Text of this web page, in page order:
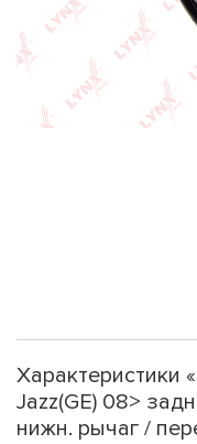
Характеристики
Jazz(GE) 08>
нижн. рычаг /